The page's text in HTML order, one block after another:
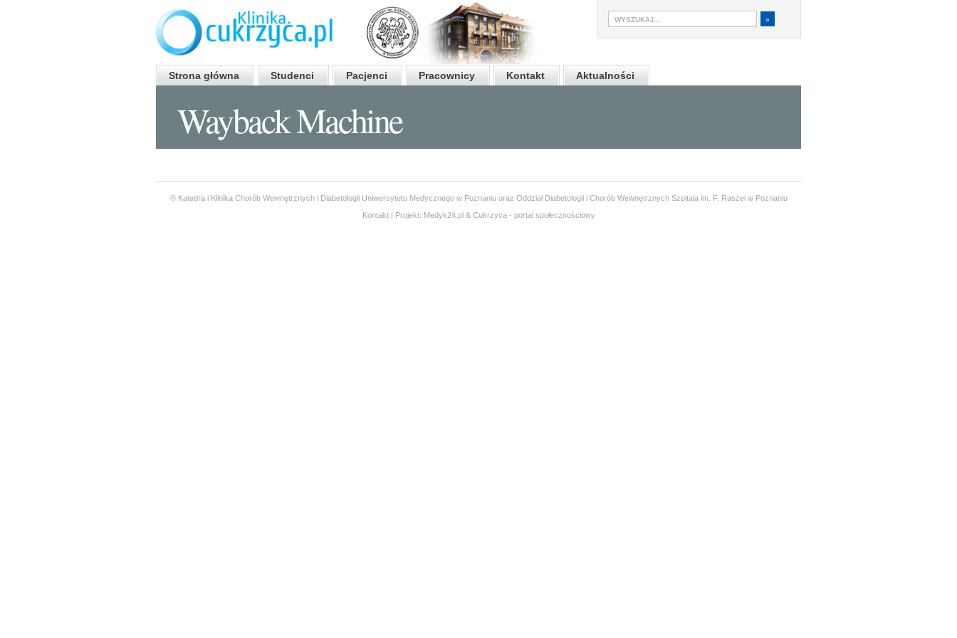
Strona główna Studenci Pacjenci Pracownicy Kontakt Aktualności
Wayback Machine
® Katedra i Klinika Chorób Wewnętrznych i Diabetologii Uniwersytetu Medycznego w Poznaniu oraz Oddział Diabetologii i Chorób Wewnętrznych Szpitala im. F. Raszei w Poznaniu
Kontakt| Projekt: Medyk24.pl& Cukrzyca - portal społecznościowy